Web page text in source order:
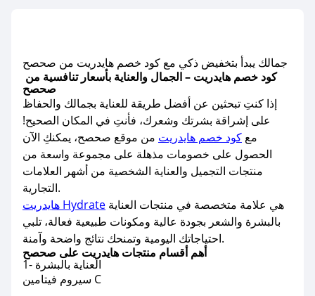
جمالك يبدأ بتخفيض ذكي مع كود خصم هايدريت من صحصح
صحصح
إذا كنتِ تبحثين عن أفضل طريقة للعناية بجمالك والحفاظ
على إشراقة بشرتك وشعرك، فأنتِ في المكان الصحيح!
مع كود خصم هايدريت من موقع صحصح، يمكنكِ الآن
الحصول على خصومات مذهلة على مجموعة واسعة من
منتجات التجميل والعناية الشخصية من أشهر العلامات
التجارية.
هايدريت Hydrate
بالبشرة والشعر بجودة عالية ومكونات طبيعية فعالة، تلبي
احتياجاتك اليومية وتمنحك نتائج واضحة وآمنة.
أهم أقسام منتجات هايدريت على صحصح
1- العناية بالبشرة
سيروم فيتامين C